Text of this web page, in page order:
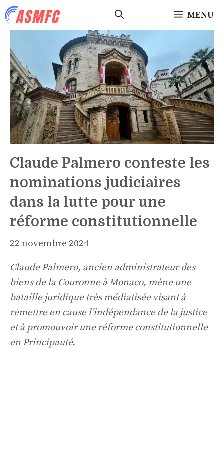
Aller
au
MENU
Claude Palmero conteste les
nominations judiciaires
dans la lutte pour une
réforme constitutionnelle
22 novembre 2024
Claude Palmero, ancien administrateur des
biens de la Couronne à Monaco, mène une
bataille juridique très médiatisée visant à
remettre en cause l’indépendance de la justice
et à promouvoir une réforme constitutionnelle
en Principauté.